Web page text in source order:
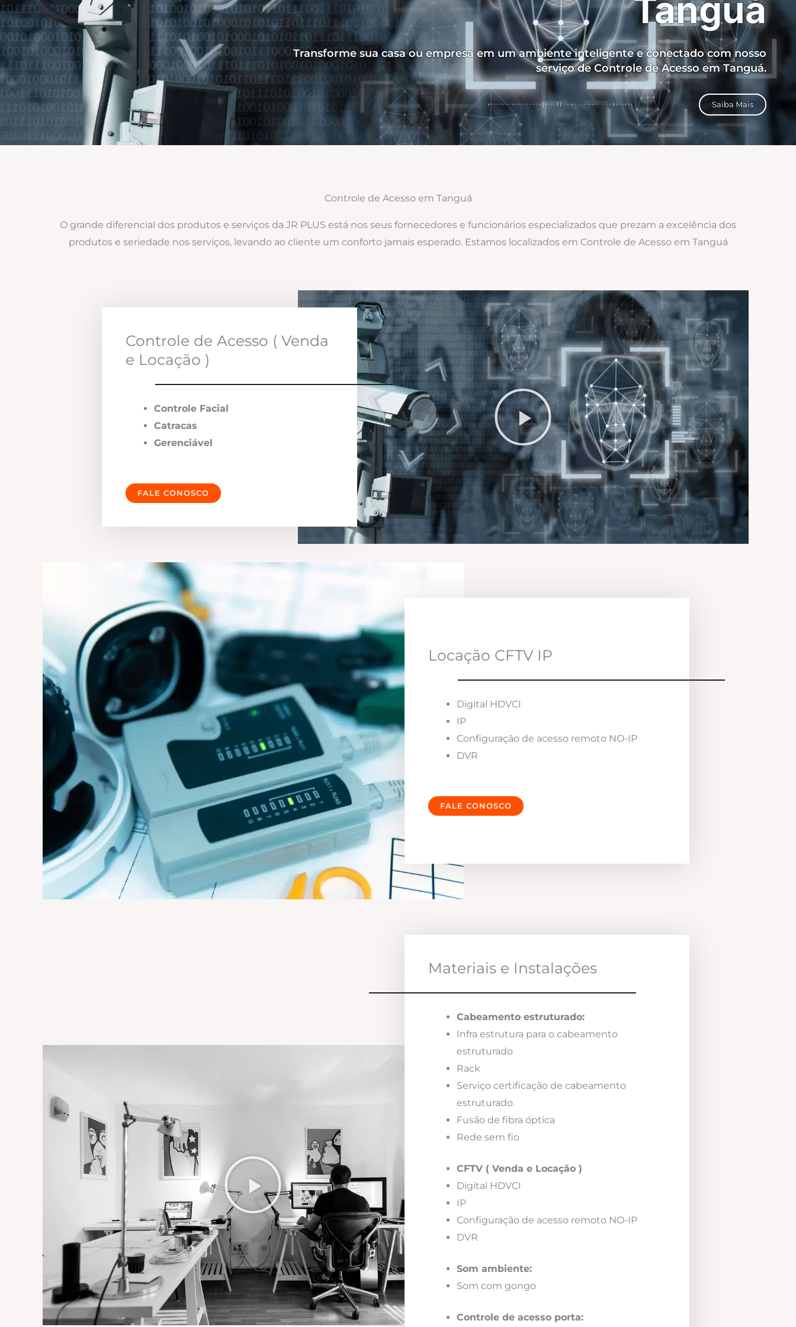
Tanguá
Transforme sua casa ou empresa em um ambiente inteligente e conectado com nosso
serviço de Controle de Acesso em Tanguá.
Saiba Mais
Controle de Acesso em Tanguá
O grande diferencial dos produtos e serviços da JR PLUS está nos seus fornecedores e funcionários especializados que prezam a excelência dos
produtos e seriedade nos serviços, levando ao cliente um conforto jamais esperado. Estamos localizados em Controle de Acesso em Tanguá
Controle de Acesso ( Venda
e Locação )
Controle Facial
Catracas
Gerenciável
FALE CONOSCO
Locação CFTV IP
Digital HDVCI
IP
Configuração de acesso remoto NO-IP
DVR
FALE CONOSCO
Materiais e Instalações
Cabeamento estruturado:
Infra estrutura para o cabeamento
estruturado
Rack
Serviço certificação de cabeamento
estruturado.
Fusão de fibra óptica
Rede sem fio
CFTV ( Venda e Locação )
Digital HDVCI
IP
Configuração de acesso remoto NO-IP
DVR
Som ambiente:
Som com gongo
Controle de acesso porta: